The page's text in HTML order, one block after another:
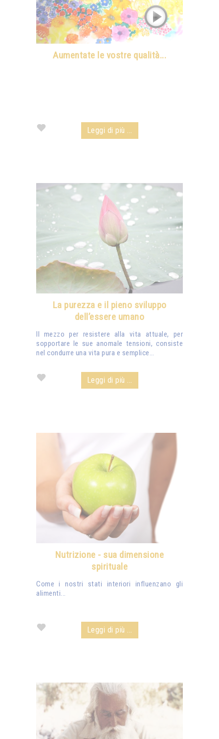
Aumentate le vostre qualità...
Leggi di più ...
La purezza e il pieno sviluppo
dell’essere umano
Il mezzo per resistere alla vita attuale, per
sopportare le sue anomale tensioni, consiste
nel condurre una vita pura e semplice…
Leggi di più ...
Nutrizione - sua dimensione
spirituale
Come i nostri stati interiori influenzano gli
alimenti...
Leggi di più ...